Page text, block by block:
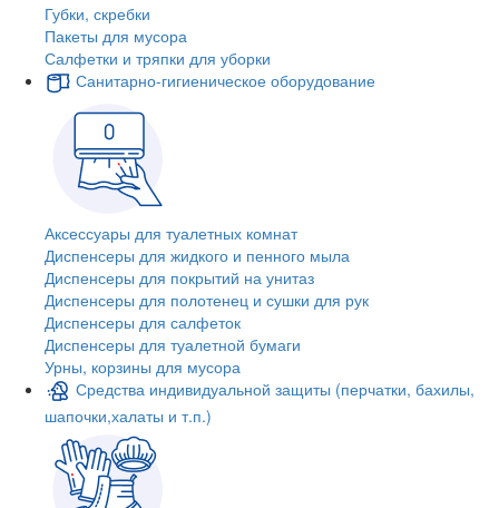
Губки, скребки
Пакеты для мусора
Салфетки и тряпки для уборки
Санитарно-гигиеническое оборудование
Аксессуары для туалетных комнат
Диспенсеры для жидкого и пенного мыла
Диспенсеры для покрытий на унитаз
Диспенсеры для полотенец и сушки для рук
Диспенсеры для салфеток
Диспенсеры для туалетной бумаги
Урны, корзины для мусора
Средства индивидуальной защиты (перчатки, бахилы,
шапочки,халаты и т.п.)